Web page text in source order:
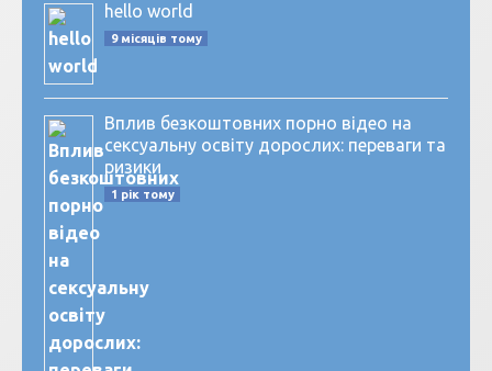
hello world
9 місяців тому
Вплив безкоштовних порно відео на
сексуальну освіту дорослих: переваги та
ризики
1 рік тому